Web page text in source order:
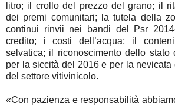
litro; il crollo del prezzo del grano; il
dei premi comunitari; la tutela della
continui rinvii nei bandi del Psr 2014-
credito; i costi dell’acqua; il
selvatica; il riconoscimento dello stato
per la siccità del 2016 e per la
del settore vitivinicolo.
«Con pazienza e responsabilità